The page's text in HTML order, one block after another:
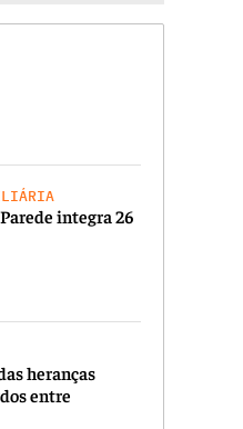
integra 26
heranças
entre